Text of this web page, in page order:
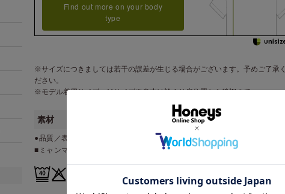
Find out more on your body
type
※サイズにつきましては若干の誤差が生じる場合がございます。予めご了承く
ださい。
※モデル着用サイズ：Ｍサイズ※身丈は衿ぐり肩位置から後裾まで
素材
●品質／表地 ポリエステル １００％
■ミャンマー製